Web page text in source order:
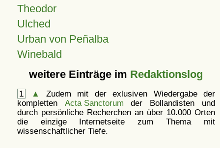
Theodor
Ulched
Urban von Peñalba
Winebald
weitere Einträge im Redaktionslog
1 ▲
Zudem mit der exlusiven Wiedergabe der
kompletten Acta Sanctorum der Bollandisten und
durch persönliche Recherchen an über 10.000 Orten
die einzige Internetseite zum Thema mit
wissenschaftlicher Tiefe.